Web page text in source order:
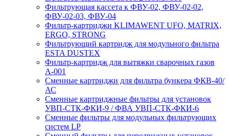
Фильтрующая кассета к ФВУ-02, ФВУ-02-02,
ФВУ-02-03, ФВУ-04
Фильтр-картриджи KLIMAWENT UFO, MATRIX,
ERGO, STRONG
Фильтрующий картридж для модульного фильтра
ESTA DUSTEX
Фильтр-картридж для вытяжки сварочных газов
А-001
Сменные картриджи для фильтра бункера ФКВ-40/
АС
Сменные картриджные фильтры для установок
УВП-СТК-ФКИ-9 / ФВА УВП-СТК-ФКИ-6
Сменные фильтры для модульных фильтрующих
систем LP